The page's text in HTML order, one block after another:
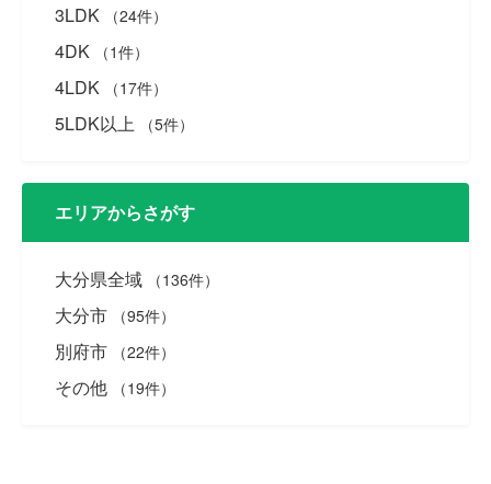
3LDK （24件）
4DK （1件）
4LDK （17件）
5LDK以上 （5件）
エリアからさがす
大分県全域 （136件）
大分市 （95件）
別府市 （22件）
その他 （19件）